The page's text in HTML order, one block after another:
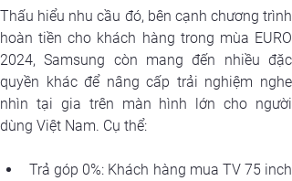
Thấu hiểu nhu cầu đó, bên cạnh chương trình
hoàn tiền cho khách hàng trong mùa EURO
2024, Samsung còn mang đến nhiều đặc
quyền khác để nâng cấp trải nghiệm nghe
nhìn tại gia trên màn hình lớn cho người
dùng Việt Nam. Cụ thể:
Trả góp 0%: Khách hàng mua TV 75 inch